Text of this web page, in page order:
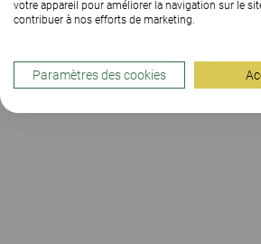
votre appareil pour améliorer la navigation sur le
contribuer à nos efforts de marketing.
Paramètres des cookies